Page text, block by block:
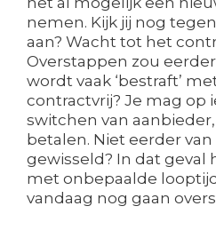
nemen. Kijk jij nog
aan? Wacht tot het
Overstappen zou
wordt vaak ‘bestraft’
contractvrij? Je mag op
switchen van
betalen. Niet eerder
gewisseld? In dat geval
met onbepaalde
vandaag nog gaan